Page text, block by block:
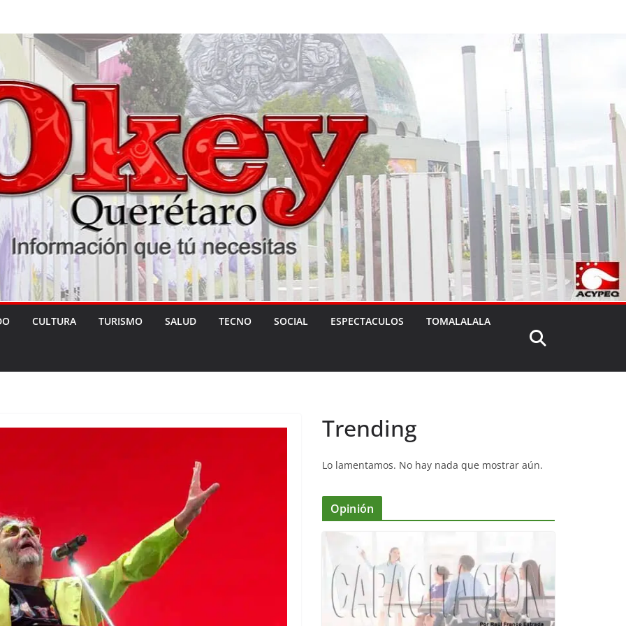
CULTURA TURISMO SALUD TECNO SOCIAL ESPECTACULOS TOMALALALA
Trending
Lo lamentamos. No hay nada que mostrar aún.
Opinión